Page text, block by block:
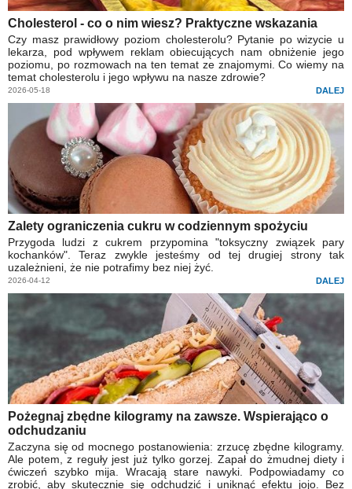
Cholesterol - co o nim wiesz? Praktyczne wskazania
Czy masz prawidłowy poziom cholesterolu? Pytanie po wizycie u
lekarza, pod wpływem reklam obiecujących nam obniżenie jego
poziomu, po rozmowach na ten temat ze znajomymi. Co wiemy na
temat cholesterolu i jego wpływu na nasze zdrowie?
2026-05-18 DALEJ
Zalety ograniczenia cukru w codziennym spożyciu
Przygoda ludzi z cukrem przypomina "toksyczny związek pary
kochanków". Teraz zwykle jesteśmy od tej drugiej strony tak
uzależnieni, że nie potrafimy bez niej żyć.
2026-04-12 DALEJ
Pożegnaj zbędne kilogramy na zawsze. Wspierająco o
odchudzaniu
Zaczyna się od mocnego postanowienia: zrzucę zbędne kilogramy.
Ale potem, z reguły jest już tylko gorzej. Zapał do żmudnej diety i
ćwiczeń szybko mija. Wracają stare nawyki. Podpowiadamy co
zrobić, aby skutecznie się odchudzić i uniknąć efektu jojo. Bez